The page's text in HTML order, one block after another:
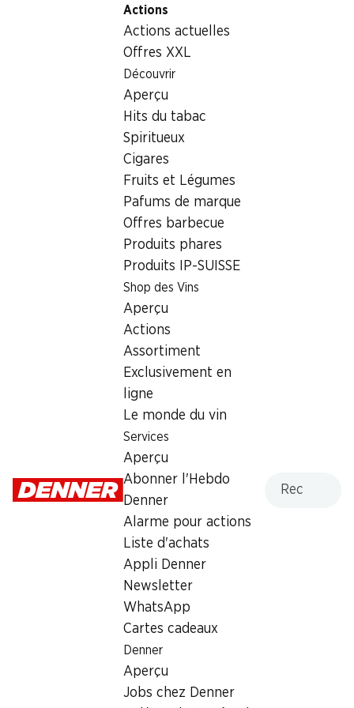
Actions
Actions actuelles
Offres XXL
Découvrir
Aperçu
Hits du tabac
Spiritueux
Cigares
Fruits et Légumes
Pafums de marque
Offres barbecue
Produits phares
Produits IP-SUISSE
Shop des Vins
Aperçu
Actions
Assortiment
Exclusivement en
ligne
Le monde du vin
Services
Aperçu
Abonner l'Hebdo
Denner
Alarme pour actions
Liste d'achats
Appli Denner
Newsletter
WhatsApp
Cartes cadeaux
Denner
Aperçu
Jobs chez Denner
Boissons/jus
Energy Power Play Denner
Energy Power Play Denner
Numéro d'article1104554
Les clients ont également
26%